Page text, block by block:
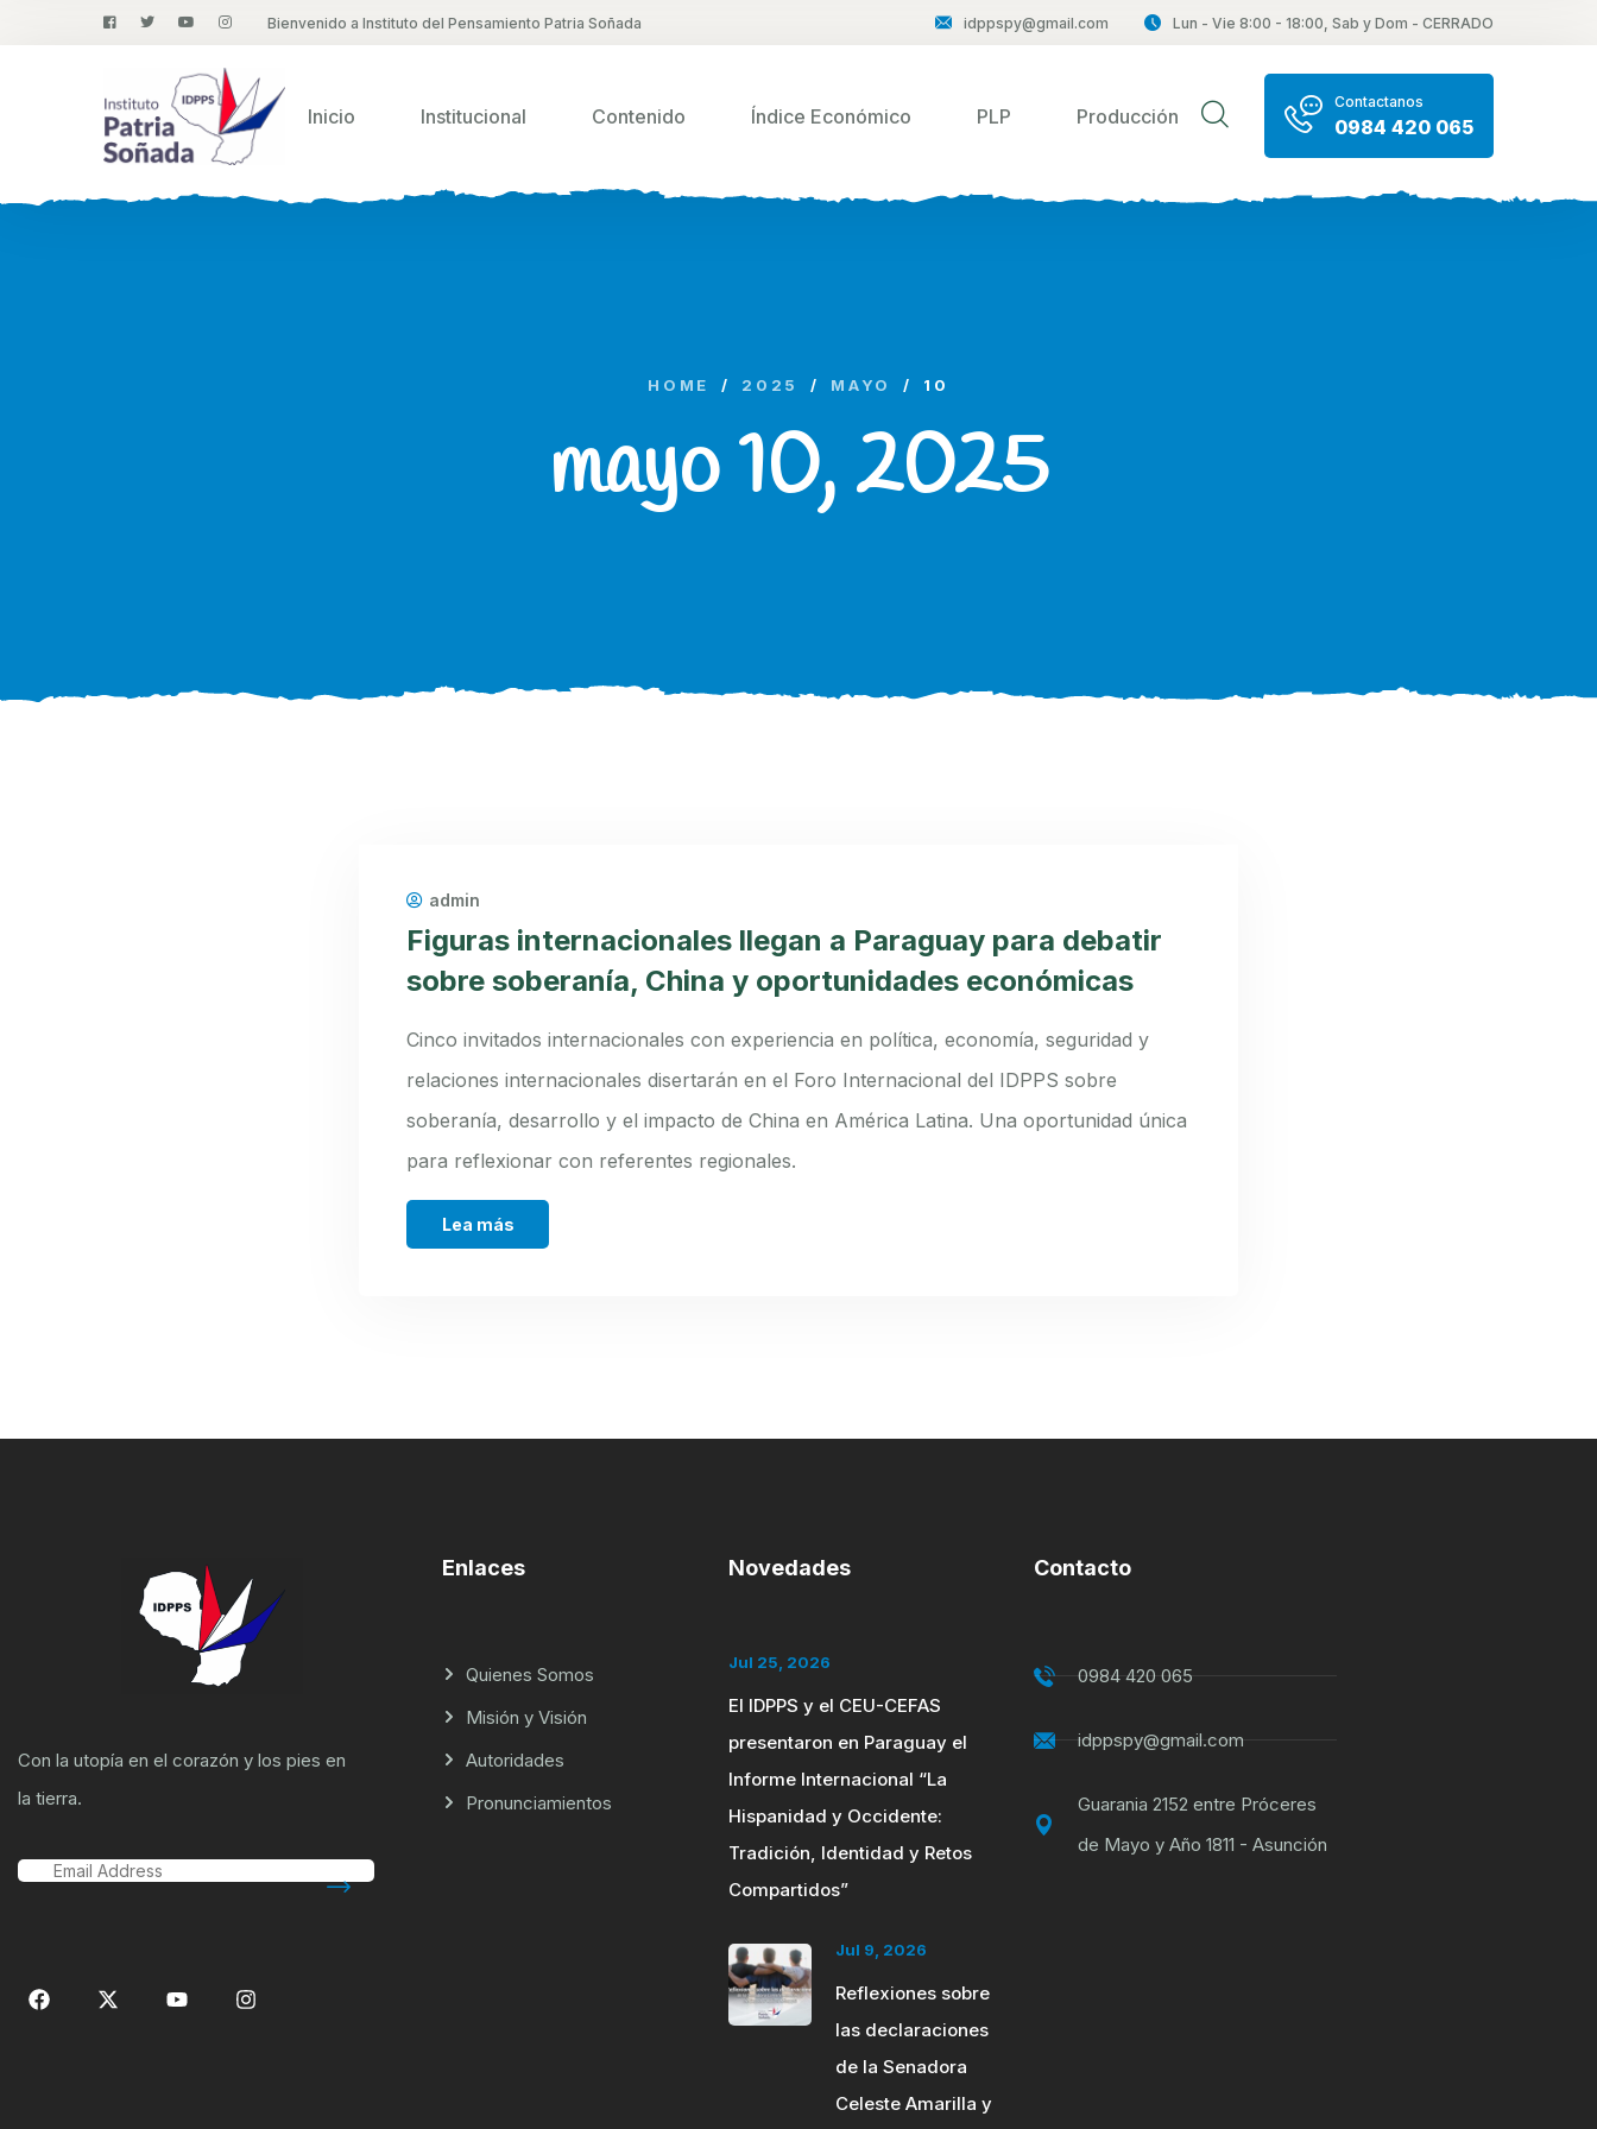
Bienvenido a Instituto del Pensamiento Patria Soñada idppspy@gmail.com Lun - Vie 8:00 - 18:00, Sab y Dom - CERRADO
Inicio Institucional Contenido Índice Económico PLP Producción
Contactanos
0984 420 065
HOME / 2025 / MAYO / 10
mayo 10, 2025
admin
Figuras internacionales llegan a Paraguay para debatir
sobre soberanía, China y oportunidades económicas
Cinco invitados internacionales con experiencia en política, economía, seguridad y
relaciones internacionales disertarán en el Foro Internacional del IDPPS sobre
soberanía, desarrollo y el impacto de China en América Latina. Una oportunidad única
para reflexionar con referentes regionales.
Lea más
Con la utopía en el corazón y los pies en
la tierra.
Enlaces
Quienes Somos
Misión y Visión
Autoridades
Pronunciamientos
Novedades
Jul 25, 2026
El IDPPS y el CEU-CEFAS
presentaron en Paraguay el
Informe Internacional “La
Hispanidad y Occidente:
Tradición, Identidad y Retos
Compartidos”
Jul 9, 2026
Reflexiones sobre
las declaraciones
de la Senadora
Celeste Amarilla y
Contacto
0984 420 065
idppspy@gmail.com
Guarania 2152 entre Próceres
de Mayo y Año 1811 - Asunción